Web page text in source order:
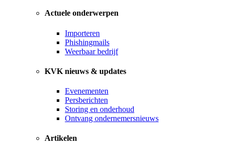
Actuele onderwerpen
Importeren
Phishingmails
Weerbaar bedrijf
KVK nieuws & updates
Evenementen
Persberichten
Storing en onderhoud
Ontvang ondernemersnieuws
Artikelen